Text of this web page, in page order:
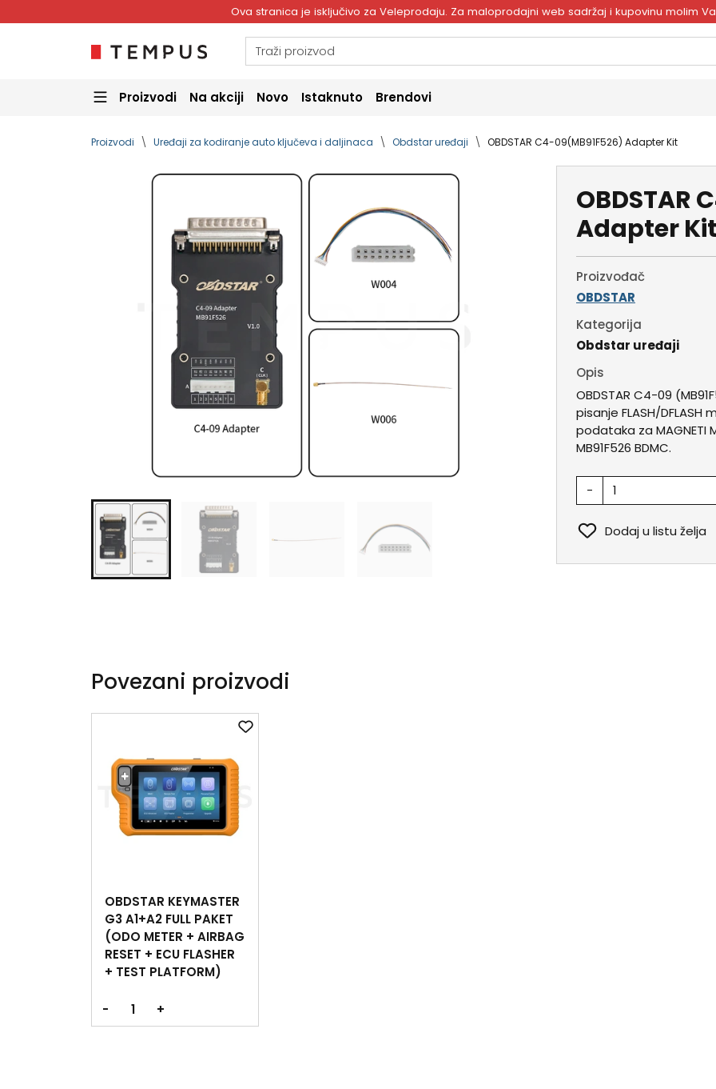
Ova stranica je isključivo za Veleprodaju. Za maloprodajni web sadržaj i kupovinu molim
Proizvodi Na akciji Novo Istaknuto Brendovi
Proizvodi Uređaji za kodiranje auto ključeva i daljinaca Obdstar uređaji OBDSTAR C4-09(MB91F526) Adapter Kit
OBDSTAR
Adapter Kit
Proizvođač
OBDSTAR
Kategorija
Obdstar uređaji
Opis
OBDSTAR C4-09
pisanje FLASH/
podataka za MAGNETI
MB91F526 BDMC.
-
Dodaj u listu želja
Povezani proizvodi
OBDSTAR KEYMASTER
G3 A1+A2 FULL PAKET
(ODO METER + AIRBAG
RESET + ECU FLASHER
+ TEST PLATFORM)
- +